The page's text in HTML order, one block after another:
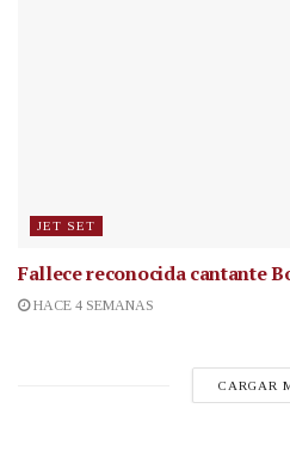
JET SET
Fallece reconocida cantante
HACE 4 SEMANAS
CARGAR